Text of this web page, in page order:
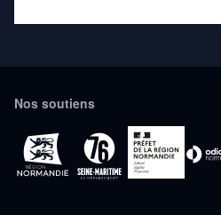
Nos soutiens